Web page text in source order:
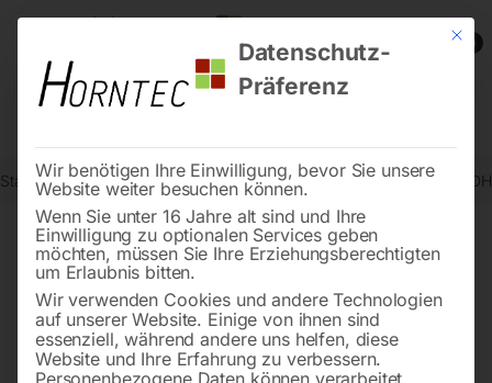
0
Start Holzbearbeitung Hobelmaschinen Abricht-Dickenhobel
Mit
Datenschutz-
Präferenz
Wir benötigen Ihre Einwilligung, bevor Sie unsere
Website weiter besuchen können.
Wenn Sie unter 16 Jahre alt sind und Ihre
Einwilligung zu optionalen Services geben
möchten, müssen Sie Ihre Erziehungsberechtigten
um Erlaubnis bitten.
Wir verwenden Cookies und andere Technologien
auf unserer Website. Einige von ihnen sind
essenziell, während andere uns helfen, diese
Website und Ihre Erfahrung zu verbessern.
Personenbezogene Daten können verarbeitet